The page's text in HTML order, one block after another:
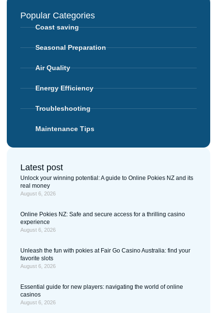
Popular Categories
Coast saving
Seasonal Preparation
Air Quality
Energy Efficiency
Troubleshooting
Maintenance Tips
Latest post
Unlock your winning potential: A guide to Online Pokies NZ and its
real money
August 6, 2026
Online Pokies NZ: Safe and secure access for a thrilling casino
experience
August 6, 2026
Unleash the fun with pokies at Fair Go Casino Australia: find your
favorite slots
August 6, 2026
Essential guide for new players: navigating the world of online
casinos
August 6, 2026